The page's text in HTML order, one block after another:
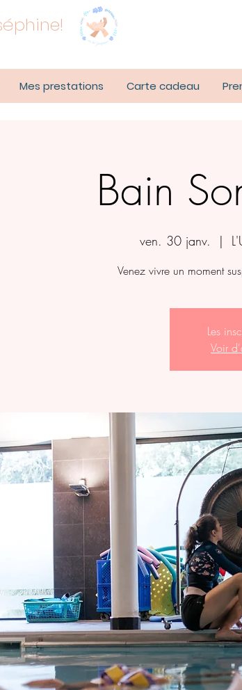
Mes prestations Carte cadeau
Bain
ven. 30 janv.
  |
Venez vivre un moment
Les
Voir